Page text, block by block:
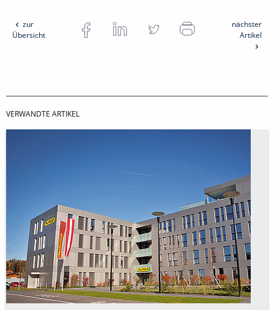
zur
Übersicht
nächster
Artikel
VERWANDTE ARTIKEL